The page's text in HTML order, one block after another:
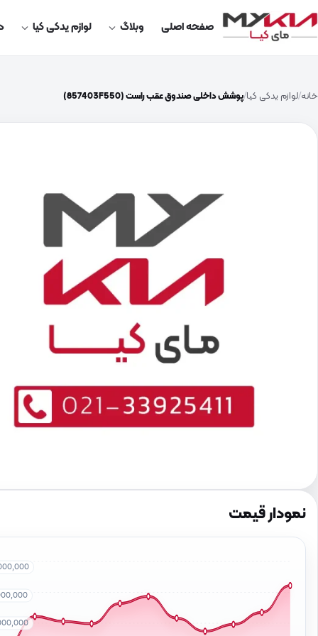
صفحه اصلی وبلاگ لوازم یدکی کیا
خانه لوازم یدکی کیا پوشش داخلی صندوق عقب راست (857403F550)
نمودار قیمت